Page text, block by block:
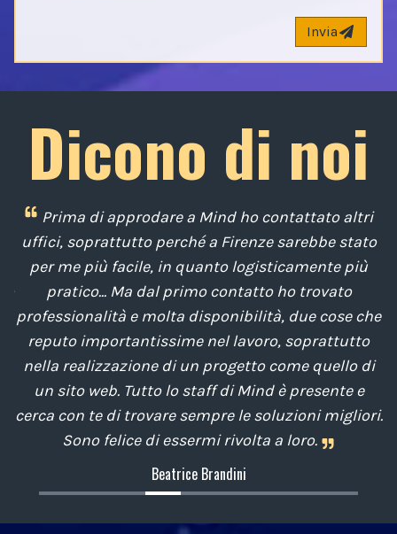
Invia
Dicono di noi
Prima di approdare a Mind ho contattato altri
uffici, soprattutto perché a Firenze sarebbe stato
per me più facile, in quanto logisticamente più
pratico... Ma dal primo contatto ho trovato
professionalità e molta disponibilità, due cose che
reputo importantissime nel lavoro, soprattutto
nella realizzazione di un progetto come quello di
un sito web. Tutto lo staff di Mind è presente e
cerca con te di trovare sempre le soluzioni migliori.
Sono felice di essermi rivolta a loro.
Beatrice Brandini